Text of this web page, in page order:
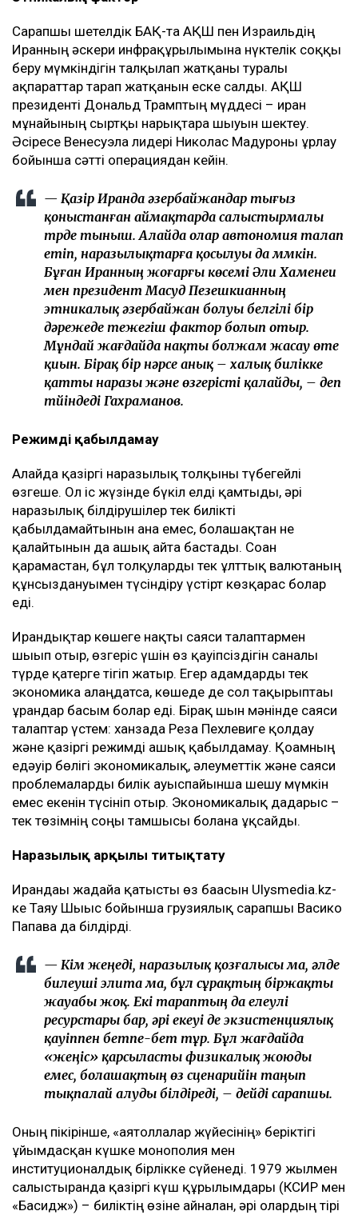
Сарапшы шетелдік БАҚ-та АҚШ пен Израильдің
Иранның әскери инфрақұрылымына нүктелік соққы
беру мүмкіндігін талқылап жатқаны туралы
ақпараттар тарап жатқанын еске салды. АҚШ
президенті Дональд Трамптың мүддесі – иран
мұнайының сыртқы нарықтарға шығуын шектеу.
Әсіресе Венесуэла лидері Николас Мадуроны ұрлау
бойынша сәтті операциядан кейін.
— Қазір Иранда әзербайжандар тығыз
қоныстанған аймақтарда салыстырмалы
түрде тыныш. Алайда олар автономия талап
етіп, наразылықтарға қосылуы да мүмкін.
Бұған Иранның жоғарғы көсемі Әли Хаменеи
мен президент Масуд Пезешкианның
этникалық әзербайжан болуы белгілі бір
дәрежеде тежегіш фактор болып отыр.
Мұндай жағдайда нақты болжам жасау өте
қиын. Бірақ бір нәрсе анық – халық билікке
қатты наразы және өзгерісті қалайды, – деп
түйіндеді Гахраманов.
Режимді қабылдамау
Алайда қазіргі наразылық толқыны түбегейлі
өзгеше. Ол іс жүзінде бүкіл елді қамтыды, әрі
наразылық білдірушілер тек билікті
қабылдамайтынын ғана емес, болашақтан не
қалайтынын да ашық айта бастады. Соған
қарамастан, бұл толқуларды тек ұлттық валютаның
құнсыздануымен түсіндіру үстірт көзқарас болар
еді.
Ирандықтар көшеге нақты саяси талаптармен
шығып отыр, өзгеріс үшін өз қауіпсіздігін саналы
түрде қатерге тігіп жатыр. Егер адамдарды тек
экономика алаңдатса, көшеде де сол тақырыптағы
ұрандар басым болар еді. Бірақ шын мәнінде саяси
талаптар үстем: ханзада Реза Пехлевиге қолдау
және қазіргі режимді ашық қабылдамау. Қоғамның
едәуір бөлігі экономикалық, әлеуметтік және саяси
проблемаларды билік ауыспайынша шешу мүмкін
емес екенін түсініп отыр. Экономикалық дағдарыс –
тек төзімнің соңғы тамшысы болғанға ұқсайды.
Наразылық арқылы титықтату
Ирандағы жағдайға қатысты өз бағасын Ulysmedia.kz-
ке Таяу Шығыс бойынша грузиялық сарапшы Васико
Папава да білдірді.
— Кім жеңеді, наразылық қозғалысы ма, әлде
билеуші элита ма, бұл сұрақтың біржақты
жауабы жоқ. Екі тараптың да елеулі
ресурстары бар, әрі екеуі де экзистенциялық
қауіппен бетпе-бет тұр. Бұл жағдайда
«жеңіс» қарсыласты физикалық жоюды
емес, болашақтың өз сценарийін таңып
тықпалай алуды білдіреді, – дейді сарапшы.
Оның пікірінше, «аятоллалар жүйесінің» беріктігі
ұйымдасқан күшке монополия мен
институционалдық бірлікке сүйенеді. 1979 жылмен
салыстырғанда қазіргі күш құрылымдары (КСИР мен
«Басидж») – биліктің өзіне айналған, әрі олардың тірі